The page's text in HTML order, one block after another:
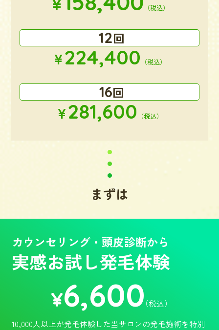
（税込）
12回
¥224,400 （税込）
16回
¥281,600 （税込）
まずは
カウンセリング・頭皮診断から
実感お試し発毛体験
¥6,600（税込）
10,000人以上が発毛体験した当サロンの発毛施術を特別